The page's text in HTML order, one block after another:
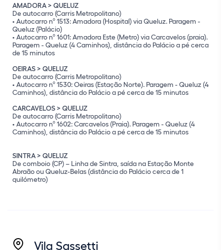
AMADORA > QUELUZ
De autocarro (Carris Metropolitano)
• Autocarro nº 1513: Amadora (Hospital) via Queluz. Paragem -
Queluz (Palácio)
• Autocarro nº 1601: Amadora Este (Metro) via Carcavelos (praia).
Paragem - Queluz (4 Caminhos), distância do Palácio a pé cerca
de 15 minutos
OEIRAS > QUELUZ
De autocarro (Carris Metropolitano)
• Autocarro nº 1530: Oeiras (Estação Norte). Paragem - Queluz (4
Caminhos), distância do Palácio a pé cerca de 15 minutos
CARCAVELOS > QUELUZ
De autocarro (Carris Metropolitano)
• Autocarro nº 1602: Carcavelos (Praia). Paragem - Queluz (4
Caminhos), distância do Palácio a pé cerca de 15 minutos
SINTRA > QUELUZ
De comboio (CP) – Linha de Sintra, saída na Estação Monte
Abraão ou Queluz-Belas (distância do Palácio cerca de 1
quilómetro)
Vila Sassetti